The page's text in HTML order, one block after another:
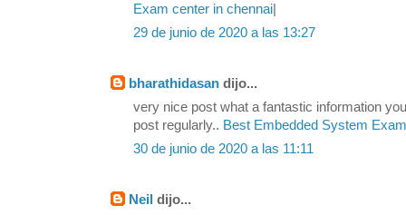
Exam center in chennai
29 de junio de 2020 a las 13:27
bharathidasan dijo...
very nice post what a fantastic information
post regularly.. Best Embedded System
30 de junio de 2020 a las 11:11
Neil dijo...